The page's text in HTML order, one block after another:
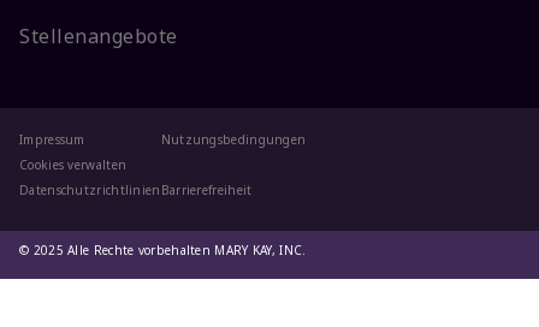
Stellenangebote
© 2025 Alle Rechte vorbehalten MARY KAY, INC.
Impressum
Cookies verwalten
Datenschutzrichtlinien
Nutzungsbedingungen
Barrierefreiheit